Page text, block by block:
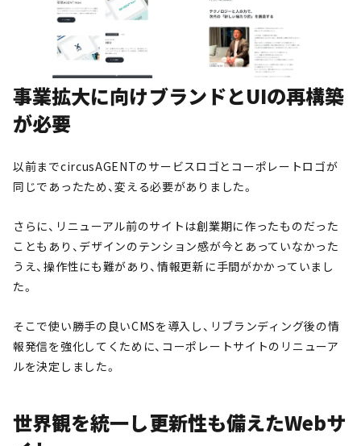
事業拡大に向けブランドとUIの再構築
が必要
以前までcircusAGENTのサービスロゴとコーポレートロゴが
同じであったため、変える必要がありました。
さらに、リニューアル前のサイトは創業期に作ったものだった
こともあり、デザインのテンション感が今とあっていなかった
うえ、操作性にも難があり、情報更新に手間がかかっていまし
た。
そこで使い勝手の良いCMSを導入し、リブランディング後の情
報発信を強化してくために、コーポレートサイトのリニューア
ルを決定しました。
世界観を統一し更新性も備えたWebサ